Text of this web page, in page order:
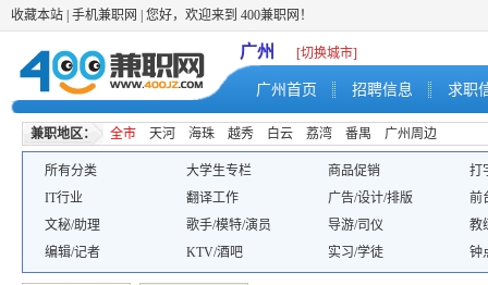
收藏本站 手机兼职网 | 您好，欢迎来到 400兼职网！
广州 [切换城市]
广州首页 招聘信息 求职
兼职地区： 全市 天河 海珠 越秀 白云 荔湾 番禺 广州周边
所有分类 大学生专栏 商品促销
打
IT行业
翻译工作 广告/设计/排版
前
文秘/助理
歌手/模特/演员 导游/司仪
教
编辑/记者
KTV/酒吧 实习/学徒 钟